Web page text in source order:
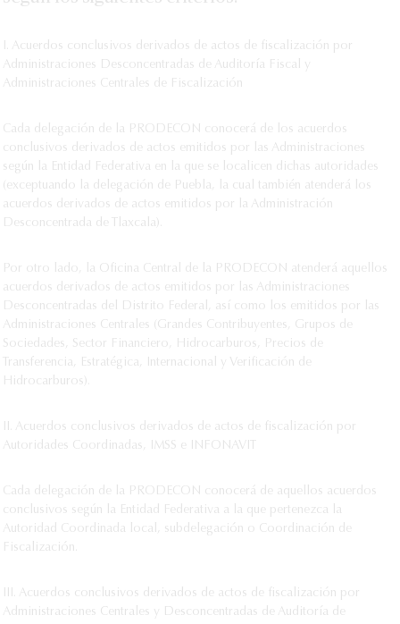
I. Acuerdos conclusivos derivados de actos de fiscalización por
Administraciones Desconcentradas de Auditoría Fiscal y
Administraciones Centrales de Fiscalización
Cada delegación de la PRODECON conocerá de los acuerdos
conclusivos derivados de actos emitidos por las Administraciones
según la Entidad Federativa en la que se localicen dichas autoridades
(exceptuando la delegación de Puebla, la cual también atenderá los
acuerdos derivados de actos emitidos por la Administración
Desconcentrada de Tlaxcala).
Por otro lado, la Oficina Central de la PRODECON atenderá aquellos
acuerdos derivados de actos emitidos por las Administraciones
Desconcentradas del Distrito Federal, así como los emitidos por las
Administraciones Centrales (Grandes Contribuyentes, Grupos de
Sociedades, Sector Financiero, Hidrocarburos, Precios de
Transferencia, Estratégica, Internacional y Verificación de
Hidrocarburos).
II. Acuerdos conclusivos derivados de actos de fiscalización por
Autoridades Coordinadas, IMSS e INFONAVIT
Cada delegación de la PRODECON conocerá de aquellos acuerdos
conclusivos según la Entidad Federativa a la que pertenezca la
Autoridad Coordinada local, subdelegación o Coordinación de
Fiscalización.
III. Acuerdos conclusivos derivados de actos de fiscalización por
Administraciones Centrales y Desconcentradas de Auditoría de